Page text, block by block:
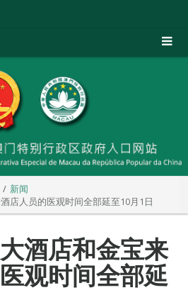
新闻
店人员的医观时间全部延至10月1日
酒店和金宝来
观时间全部延